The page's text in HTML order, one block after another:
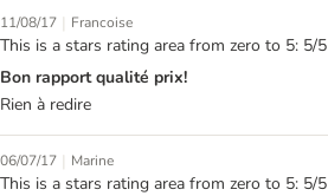
11/08/17 | Francoise
This is a stars rating area from zero to 5: 5/5
Bon rapport qualité prix!
Rien à redire
06/07/17 | Marine
This is a stars rating area from zero to 5: 5/5